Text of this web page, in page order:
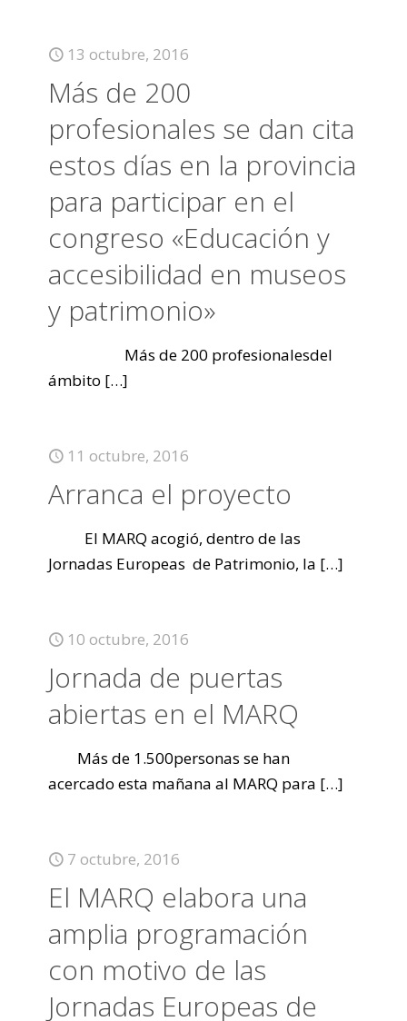
13 octubre, 2016
Más de 200
profesionales se dan cita
estos días en la provincia
para participar en el
congreso «Educación y
accesibilidad en museos
y patrimonio»
Más de 200 profesionalesdel
ámbito […]
11 octubre, 2016
Arranca el proyecto
El MARQ acogió, dentro de las
Jornadas Europeas de Patrimonio, la […]
10 octubre, 2016
Jornada de puertas
abiertas en el MARQ
Más de 1.500personas se han
acercado esta mañana al MARQ para […]
7 octubre, 2016
El MARQ elabora una
amplia programación
con motivo de las
Jornadas Europeas de